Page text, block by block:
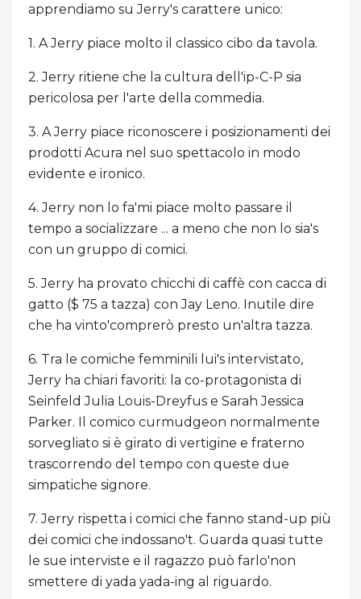
apprendiamo su Jerry's carattere unico:
1. A Jerry piace molto il classico cibo da tavola.
2. Jerry ritiene che la cultura dell'ip-C-P sia
pericolosa per l'arte della commedia.
3. A Jerry piace riconoscere i posizionamenti dei
prodotti Acura nel suo spettacolo in modo
evidente e ironico.
4. Jerry non lo fa'mi piace molto passare il
tempo a socializzare ... a meno che non lo sia's
con un gruppo di comici.
5. Jerry ha provato chicchi di caffè con cacca di
gatto ($ 75 a tazza) con Jay Leno. Inutile dire
che ha vinto'comprerò presto un'altra tazza.
6. Tra le comiche femminili lui's intervistato,
Jerry ha chiari favoriti: la co-protagonista di
Seinfeld Julia Louis-Dreyfus e Sarah Jessica
Parker. Il comico curmudgeon normalmente
sorvegliato si è girato di vertigine e fraterno
trascorrendo del tempo con queste due
simpatiche signore.
7. Jerry rispetta i comici che fanno stand-up più
dei comici che indossano't. Guarda quasi tutte
le sue interviste e il ragazzo può farlo'non
smettere di yada yada-ing al riguardo.